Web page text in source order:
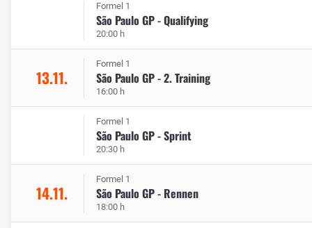
Formel 1
São Paulo GP - Qualifying
20:00 h
13.11.
Formel 1
São Paulo GP - 2. Training
16:00 h
Formel 1
São Paulo GP - Sprint
20:30 h
14.11.
Formel 1
São Paulo GP - Rennen
18:00 h